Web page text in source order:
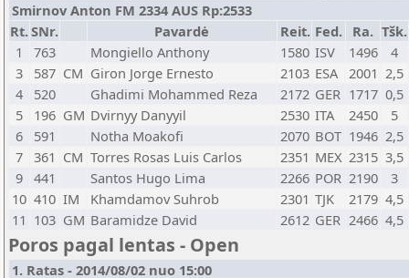
Smirnov Anton FM 2334 AUS Rp:2533
Rt.SNr. Pavardė Reit. Fed. Ra. Tšk.
1
763 Mongiello Anthony 1580 ISV 1496
4
3
587 CM Giron Jorge Ernesto 2103 ESA 2001 2,5
4
520 Ghadimi Mohammed Reza 2172 GER 1717 0,5
5
196 GM Dvirnyy Danyyil 2530 ITA 2450
5
6
591 Notha Moakofi 2070 BOT 1946 2,5
7
361 CM Torres Rosas Luis Carlos 2351 MEX 2315 3,5
9
441 Santos Hugo Lima 2266 POR 2190
3
10 410 IM Khamdamov Suhrob 2301 TJK 2179 4,5
11 103 GM Baramidze David 2612 GER 2466 4,5
Poros pagal lentas - Open
1. Ratas - 2014/08/02 nuo 15:00